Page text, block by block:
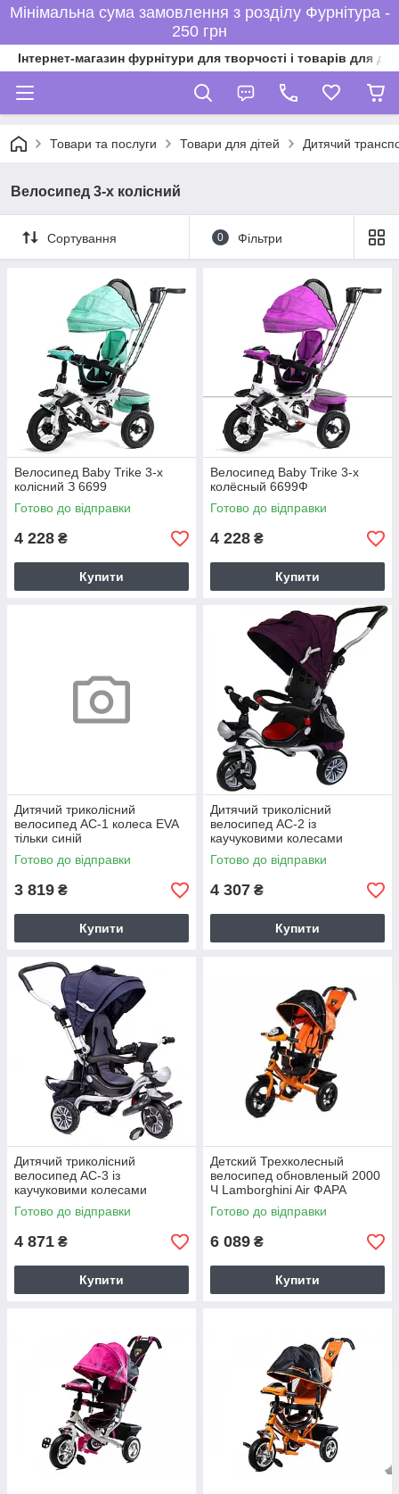
Мінімальна сума замовлення з розділу Фурнітура -
250 грн
Інтернет-магазин фурнітури для творчості і товарів для
Товари та послуги Товари для дітей Дитячий
Велосипед 3-х колісний
Сортування 0 Фільтри
Велосипед Baby Trike 3-х
колісний З 6699
Готово до відправки
4 228 ₴
Купити
Велосипед Baby Trike 3-х
колёсный 6699Ф
Готово до відправки
4 228 ₴
Купити
Дитячий триколісний
велосипед AC-1 колеса EVA
тільки синій
Готово до відправки
3 819 ₴
Купити
Дитячий триколісний
велосипед AC-2 із
каучуковими колесами
Готово до відправки
4 307 ₴
Купити
Дитячий триколісний
велосипед AC-3 із
каучуковими колесами
Готово до відправки
4 871 ₴
Купити
Детский Трехколесный
велосипед обновленый 2000
Ч Lamborghini Air ФАРА
Готово до відправки
6 089 ₴
Купити